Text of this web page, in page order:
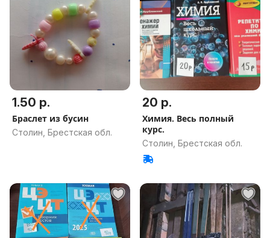
1.50 р.
Браслет из бусин
Столин, Брестская обл.
20 р.
Химия. Весь полный
курс.
Столин, Брестская обл.